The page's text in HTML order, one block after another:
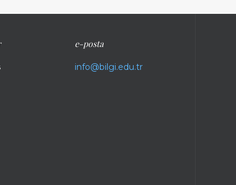
e-posta
info@bilgi.edu.tr